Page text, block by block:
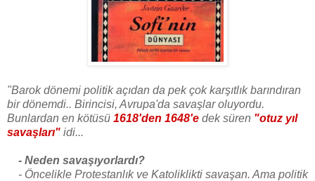
"Barok dönemi politik açıdan da pek çok karşıtlık barındıran
bir dönemdi.. Birincisi, Avrupa'da savaşlar oluyordu.
Bunlardan en kötüsü 1618'den 1648'e dek süren "otuz yıl
savaşları" idi...
- Neden savaşıyorlardı?
- Öncelikle Protestanlık ve Katoliklikti savaşan. Ama politik